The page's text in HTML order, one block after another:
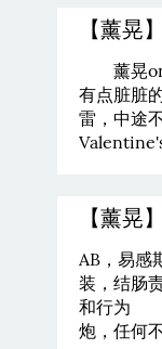
【薰晃
薰晃
有点脏脏
雷，中
【薰晃
AB，易
装，结肠
和行为
炮，任何